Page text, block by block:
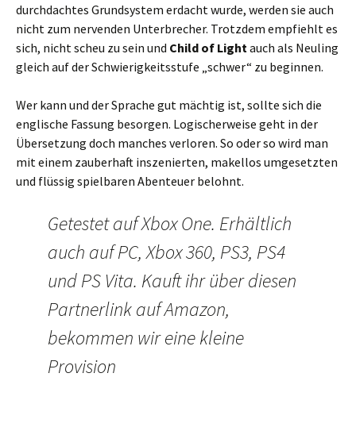
durchdachtes Grundsystem erdacht wurde, werden sie auch
nicht zum nervenden Unterbrecher. Trotzdem empfiehlt es
sich, nicht scheu zu sein und Child of Light auch als Neuling
gleich auf der Schwierigkeitsstufe „schwer“ zu beginnen.
Wer kann und der Sprache gut mächtig ist, sollte sich die
englische Fassung besorgen. Logischerweise geht in der
Übersetzung doch manches verloren. So oder so wird man
mit einem zauberhaft inszenierten, makellos umgesetzten
und flüssig spielbaren Abenteuer belohnt.
Getestet auf Xbox One. Erhältlich
auch auf PC, Xbox 360, PS3, PS4
und PS Vita. Kauft ihr über diesen
Partnerlink auf Amazon,
bekommen wir eine kleine
Provision